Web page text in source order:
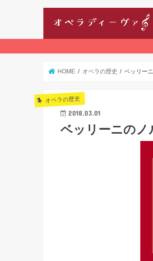
HOME オペラの歴史 ベッリー
オペラの歴史
2018.03.01
ベッリーニのノ